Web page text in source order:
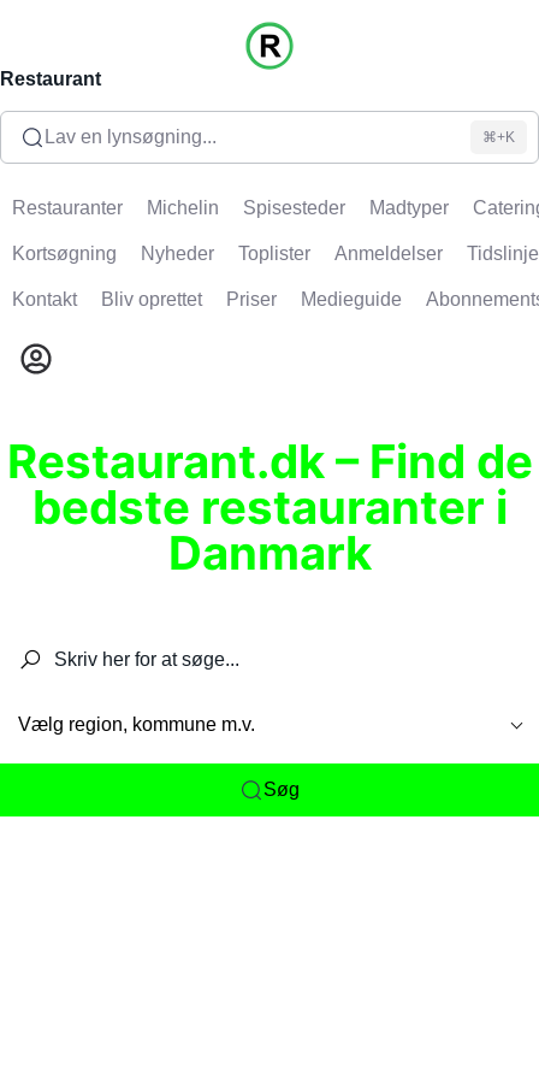
Restaurant
Lav en lynsøgning... ⌘+K
Restauranter Michelin Spisesteder Madtyper
Kortsøgning Nyheder Toplister Anmeldelser Tidslinje
Kontakt Bliv oprettet Priser Medieguide
Restaurant.dk – Find de
bedste restauranter i
Danmark
Vælg region, kommune m.v.
Søg